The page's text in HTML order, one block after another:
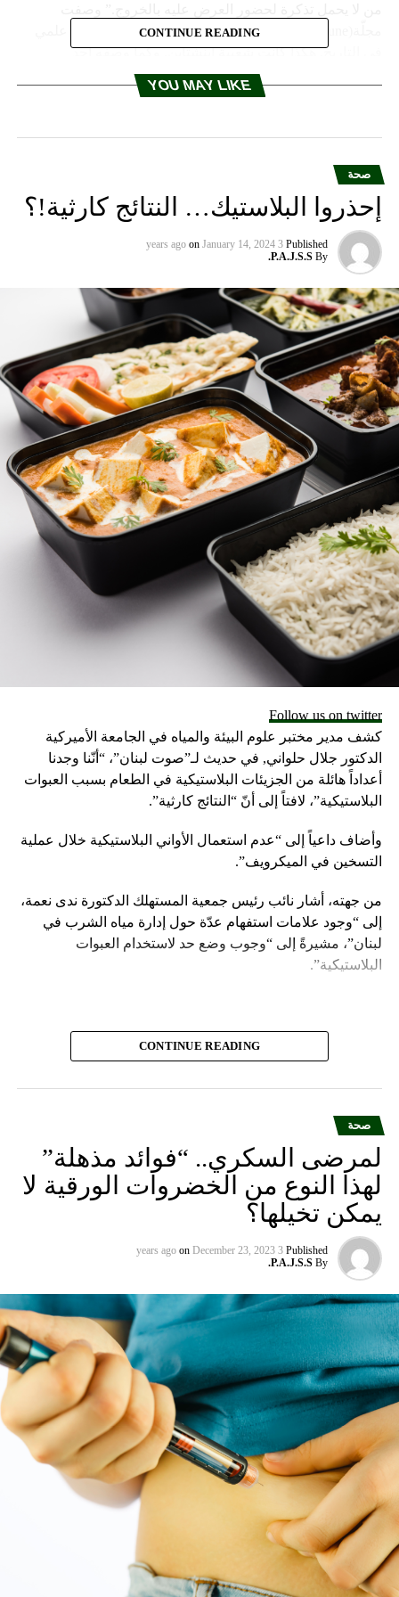
CONTINUE READING
YOU MAY LIKE
صحة
إحذروا البلاستيك… النتائج كارثية!؟
Published
3 years ago
on January 14, 2024
By
P.A.J.S.S.
Follow us on twitter
كشف مدير مختبر علوم البيئة والمياه في الجامعة الأميركية
الدكتور جلال حلواني, في حديث لـ”صوت لبنان”، “أنّنا وجدنا
أعداداً هائلة من الجزيئات البلاستيكية في الطعام بسبب العبوات
البلاستيكية”، لافتاً إلى أنّ “النتائج كارثية”.
وأضاف داعياً إلى “عدم استعمال الأواني البلاستيكية خلال عملية
التسخين في الميكرويف”.
من جهته، أشار نائب رئيس جمعية المستهلك الدكتورة ندى نعمة،
إلى “وجود علامات استفهام عدّة حول إدارة مياه الشرب في
لبنان”، مشيرةً إلى “وجوب وضع حد لاستخدام العبوات
البلاستيكية”.
CONTINUE READING
صحة
لمرضى السكري.. “فوائد مذهلة”
لهذا النوع من الخضروات الورقية لا
يمكن تخيلها؟
Published
3 years ago
on December 23, 2023
By
P.A.J.S.S.